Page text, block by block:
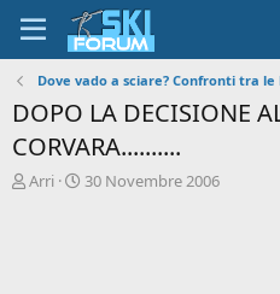
Dove vado a sciare? Confronti tra
DOPO LA DECISIONE
CORVARA..........
A
Arri
D
30 Novembre 2006